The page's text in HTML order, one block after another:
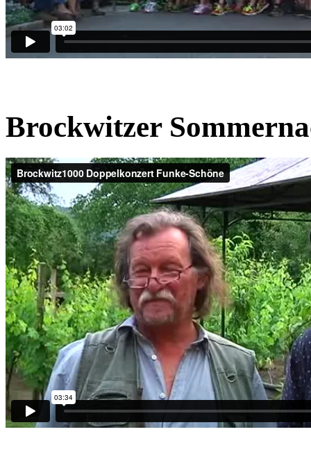
Brockwitzer